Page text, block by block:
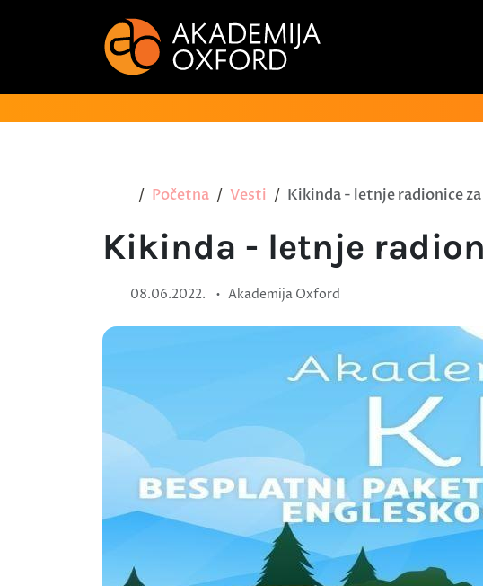
Početna Vesti Kikinda - letnje radionice za
Kikinda - letnje
08.06.2022. • Akademija Oxford